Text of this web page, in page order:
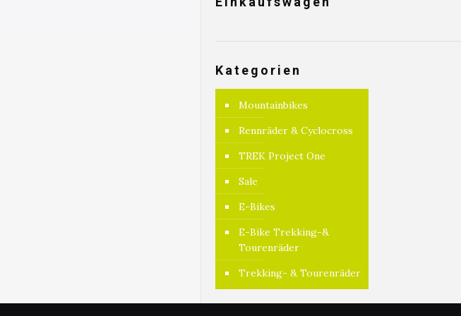
Kategorien
Mountainbikes
Rennräder & Cyclocross
TREK Project One
Sale
E-Bikes
E-Bike Trekking-&
Tourenräder
Trekking- & Tourenräder